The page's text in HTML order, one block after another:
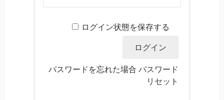
ログイン状態を保存する
パスワードを忘れた場合 パスワード
リセット